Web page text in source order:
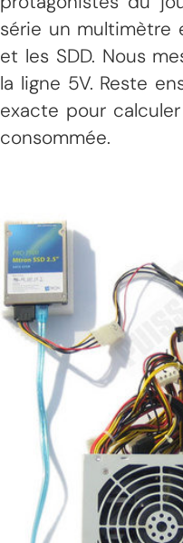
série un multimètre
et les SDD. Nous
la ligne 5V. Reste
exacte pour
consommée.